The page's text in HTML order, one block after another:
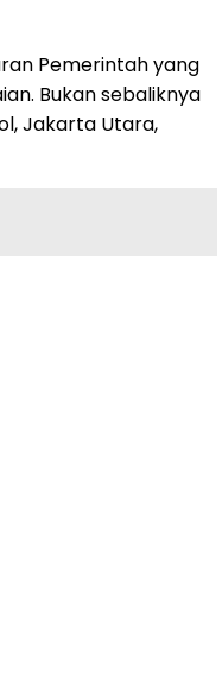
Pemerintah yang
Bukan sebaliknya
Jakarta Utara,